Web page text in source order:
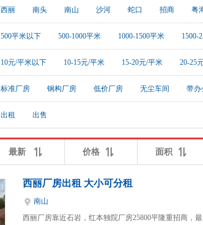
西丽 南头 南山 沙河 蛇口 招商 粤
500平米以下 500-1000平米 1000-1500平米 1500-
10元/平米以下 10-15元/平米 15-20元/平米 20-25
标准厂房 钢构厂房 低价厂房 无尘车间 带办
出租 出售
最新 价格 面积
西丽厂房出租 大小可分租
南山
西丽厂房靠近石岩，红本独院厂房25800平隆重招商，